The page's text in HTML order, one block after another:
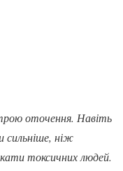
оточення. Навіть
сильніше, ніж
токсичних людей.